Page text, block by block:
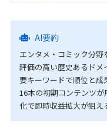
AI要約
エンタメ・コミック分野
評価の高い歴史あるドメ
要キーワードで順位と成
16本の初期コンテンツ
化で即時収益拡大が狙え